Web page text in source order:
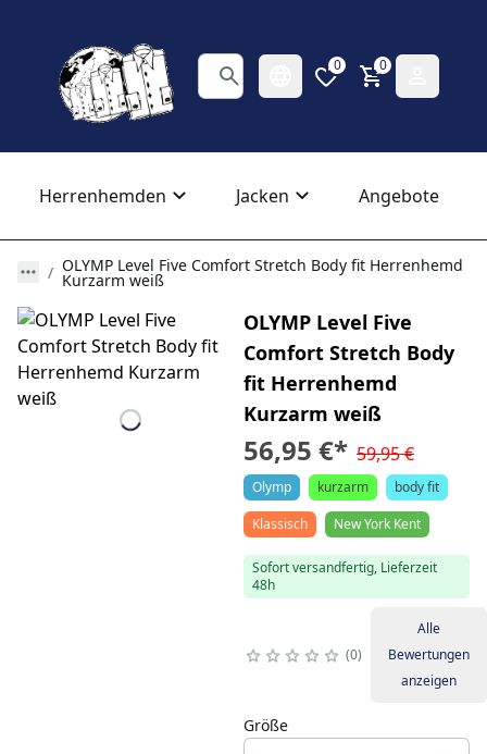
0 0
Herrenhemden Jacken Angebote
OLYMP Level Five Comfort Stretch Body fit Herrenhemd
Kurzarm weiß
OLYMP Level Five
Comfort Stretch Body
fit Herrenhemd
Kurzarm weiß
56,95 €* 59,95 €
Olymp kurzarm
body fit
Klassisch
New York Kent
Sofort versandfertig, Lieferzeit
48h
0
Alle
Bewertungen
anzeigen
Größe